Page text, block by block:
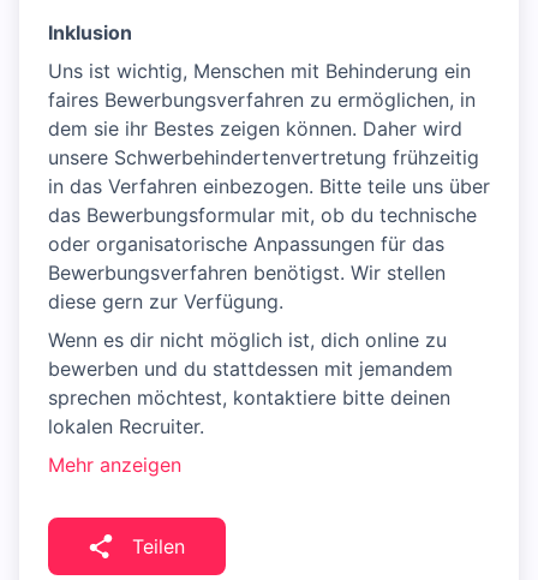
Inklusion
Uns ist wichtig, Menschen mit Behinderung ein
faires Bewerbungsverfahren zu ermöglichen, in
dem sie ihr Bestes zeigen können. Daher wird
unsere Schwerbehindertenvertretung frühzeitig
in das Verfahren einbezogen. Bitte teile uns über
das Bewerbungsformular mit, ob du technische
oder organisatorische Anpassungen für das
Bewerbungsverfahren benötigst. Wir stellen
diese gern zur Verfügung.
Wenn es dir nicht möglich ist, dich online zu
bewerben und du stattdessen mit jemandem
sprechen möchtest, kontaktiere bitte deinen
lokalen Recruiter.
Mehr anzeigen
Teilen